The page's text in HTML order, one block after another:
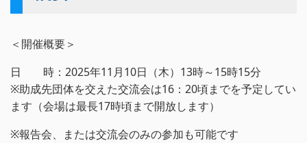
＜開催概要＞
日 時：2025年11月10日（木）13時～15時15分
※助成先団体を交えた交流会は16：20頃までを予定してい
ます（会場は最長17時頃まで開放します）
※報告会、または交流会のみの参加も可能です